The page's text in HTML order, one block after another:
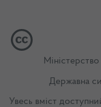
Державна
Увесь вміст